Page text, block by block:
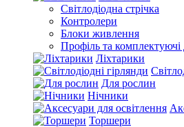
Світлодіодна стрічка
Контролери
Блоки живлення
Профіль та комплектуючі
Ліхтарики
Для рослин
Нічники
Торшери